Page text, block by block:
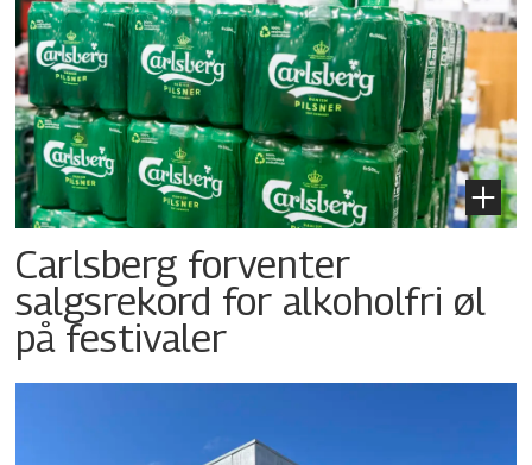
Carlsberg forventer
salgsrekord for alkoholfri øl
på festivaler